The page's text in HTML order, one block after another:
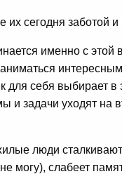
их сегодня заботой
именно с
для себя выбирает
и задачи уходят
люди
могу), слабеет